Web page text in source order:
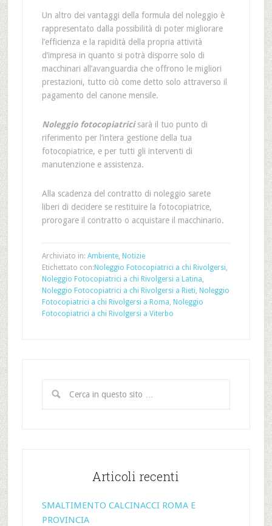
Un altro dei vantaggi della formula del noleggio è
rappresentato dalla possibilità di poter migliorare
l’efficienza e la rapidità della propria attività
d’impresa in quanto si potrà disporre solo di
macchinari all’avanguardia che offrono le migliori
prestazioni, tutto ciò come detto solo attraverso il
pagamento del canone mensile.
Noleggio fotocopiatrici sarà il tuo punto di
riferimento per l’intera gestione della tua
fotocopiatrice, e per tutti gli interventi di
manutenzione e assistenza.
Alla scadenza del contratto di noleggio sarete
liberi di decidere se restituire la fotocopiatrice,
prorogare il contratto o acquistare il macchinario.
Archiviato in: Ambiente, Notizie
Etichettato con: Noleggio Fotocopiatrici a chi Rivolgersi,
Noleggio Fotocopiatrici a chi Rivolgersi a Latina,
Noleggio Fotocopiatrici a chi Rivolgersi a Rieti, Noleggio
Fotocopiatrici a chi Rivolgersi a Roma, Noleggio
Fotocopiatrici a chi Rivolgersi a Viterbo
Articoli recenti
SMALTIMENTO CALCINACCI ROMA E
PROVINCIA